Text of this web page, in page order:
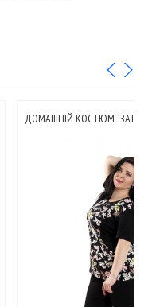
ДОМАШНІЙ КОСТЮМ